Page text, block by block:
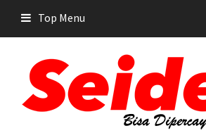
content
Top Menu